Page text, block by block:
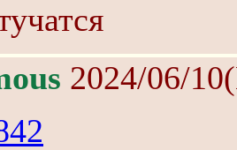
2024/06/